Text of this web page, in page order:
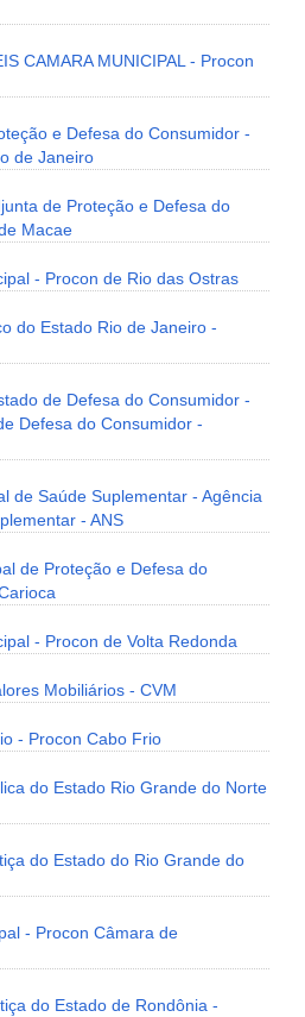
CAMARA MUNICIPAL - Procon
e Defesa do Consumidor -
de Janeiro
de Proteção e Defesa do
Macae
- Procon de Rio das Ostras
do Estado Rio de Janeiro -
de Defesa do Consumidor -
Defesa do Consumidor -
de Saúde Suplementar - Agência
- ANS
de Proteção e Defesa do
- Procon de Volta Redonda
Mobiliários - CVM
- Procon Cabo Frio
do Estado Rio Grande do Norte
do Estado do Rio Grande do
- Procon Câmara de
do Estado de Rondônia -